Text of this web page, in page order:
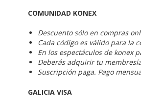
COMUNIDAD KONEX
Descuento sólo en compras
Cada código es válido para la
En los espectáculos de konex
Deberás adquirir tu
Suscripción paga. Pago
GALICIA VISA